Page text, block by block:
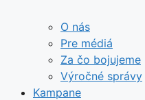
O nás
Pre médiá
Za čo bojujeme
Výročné správy
Kampane